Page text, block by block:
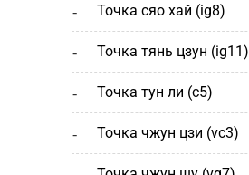
точка сяо хай (ig8)
точка тянь цзун (ig11)
точка тун ли (c5)
точка чжун цзи (vc3)